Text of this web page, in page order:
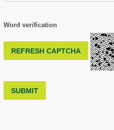
Word verification
REFRESH CAPTCHA
SUBMIT